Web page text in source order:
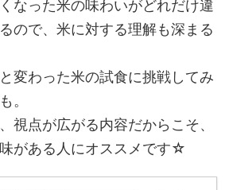
なった米の味わいがどれだけ違
ので、米に対する理解も深まる
変わった米の試食に挑戦してみ
。
視点が広がる内容だからこそ、
がある人にオススメです☆